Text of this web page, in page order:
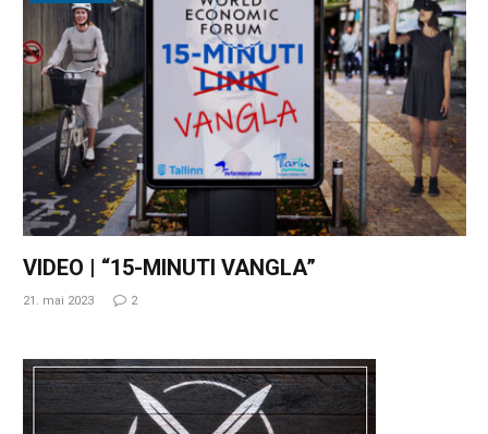
VIDEO | “15-MINUTI VANGLA”
21. mai 2023 2